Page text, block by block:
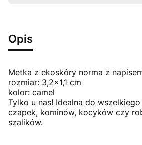
Opis
Metka z ekoskóry norma z
rozmiar: 3,2x1,1 cm
kolor: camel
Tylko u nas! Idealna do
czapek, kominów, kocyków czy
szalików.